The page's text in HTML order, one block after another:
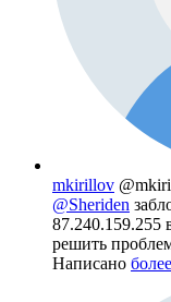
mkirillov
@Sheriden
87.240.159.255
решить
Написано